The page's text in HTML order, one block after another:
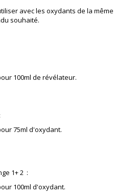
avec les oxydants de la même
souhaité.
100ml de révélateur.
75ml d'oxydant.
1+ 2 :
100ml d'oxydant.